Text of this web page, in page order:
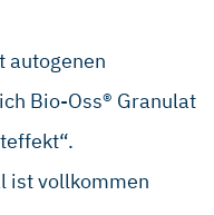
autogenen
Bio-Oss® Granulat
ist vollkommen